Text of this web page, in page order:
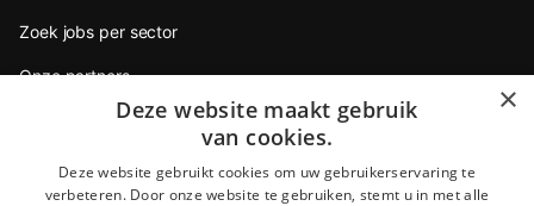
Zoek jobs per sector
Onze partners
Gratis aanmelden
×
Deze website maakt gebruik
van cookies.
Deze website gebruikt cookies om uw gebruikerservaring te
verbeteren. Door onze website te gebruiken, stemt u in met alle